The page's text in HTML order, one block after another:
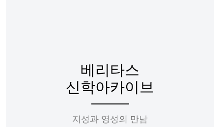
베리타스
신학아카이브
지성과 영성의 만남